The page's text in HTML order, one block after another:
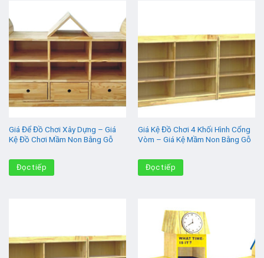
Giá Để Đồ Chơi Xây Dựng – Giá
Kệ Đồ Chơi Mầm Non Bằng Gỗ
Đọc tiếp
Giá Kệ Đồ Chơi 4 Khối Hình Cổng
Vòm – Giá Kệ Mầm Non Bằng Gỗ
Đọc tiếp